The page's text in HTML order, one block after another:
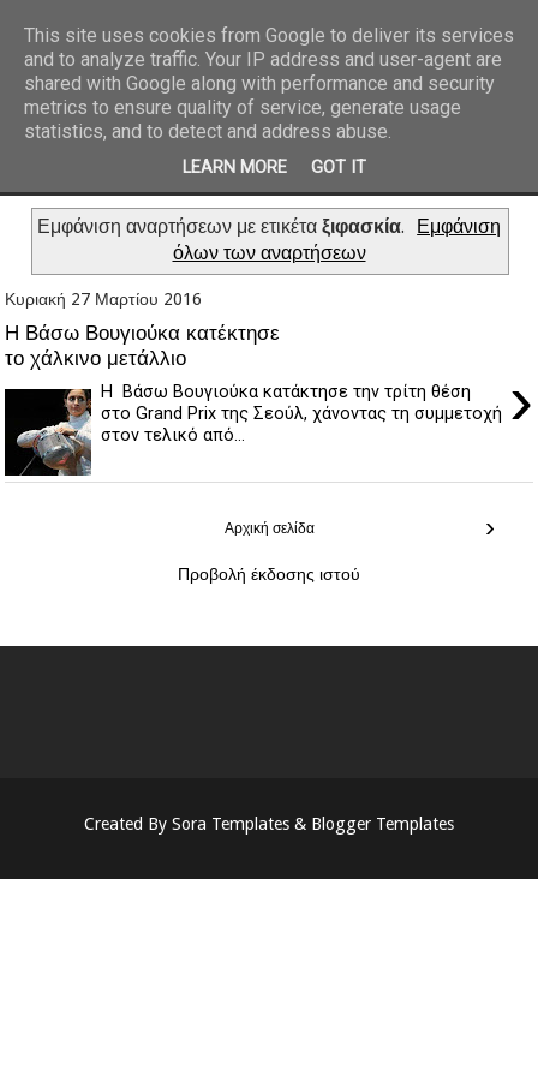
REPORTAZ NET
Εμφάνιση αναρτήσεων με ετικέτα ξιφασκία.
Εμφάνιση
όλων των αναρτήσεων
Κυριακή 27 Μαρτίου 2016
Η Βάσω Βουγιούκα κατέκτησε
το χάλκινο μετάλλιο
›
Η Βάσω Βουγιούκα κατάκτησε την τρίτη θέση
στο Grand Prix της Σεούλ, χάνοντας τη συμμετοχή
στον τελικό από...
›
Αρχική σελίδα
Προβολή έκδοσης ιστού
Created By Sora Templates & Blogger Templates
This site uses cookies from Google to deliver its services
and to analyze traffic. Your IP address and user-agent are
shared with Google along with performance and security
metrics to ensure quality of service, generate usage
statistics, and to detect and address abuse.
LEARN MORE GOT IT